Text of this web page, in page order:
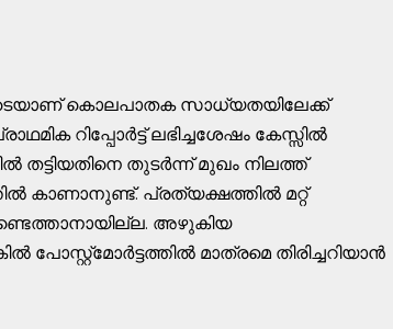
കൊലപാതക സാധ്യതയിലേക്ക്
റിപ്പോർട്ട് ലഭിച്ചശേഷം കേസ്സിൽ
തുടർന്ന് മുഖം നിലത്ത്
കാണാനുണ്ട്. പ്രത്യക്ഷത്തിൽ മറ്റ്
അഴുകിയ
മാത്രമെ തിരിച്ചറിയാൻ